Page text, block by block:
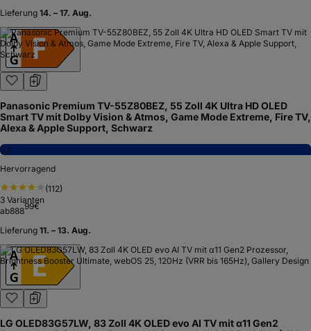
Lieferung 14. – 17. Aug.
Panasonic Premium TV-55Z80BEZ, 55 Zoll 4K Ultra HD OLED
Smart TV mit Dolby Vision & Atmos, Game Mode Extreme, Fire TV,
Alexa & Apple Support, Schwarz
8,2
Hervorragend
(112)
3 Varianten
ab88899€
Lieferung 11. – 13. Aug.
LG OLED83G57LW, 83 Zoll 4K OLED evo AI TV mit α11 Gen2